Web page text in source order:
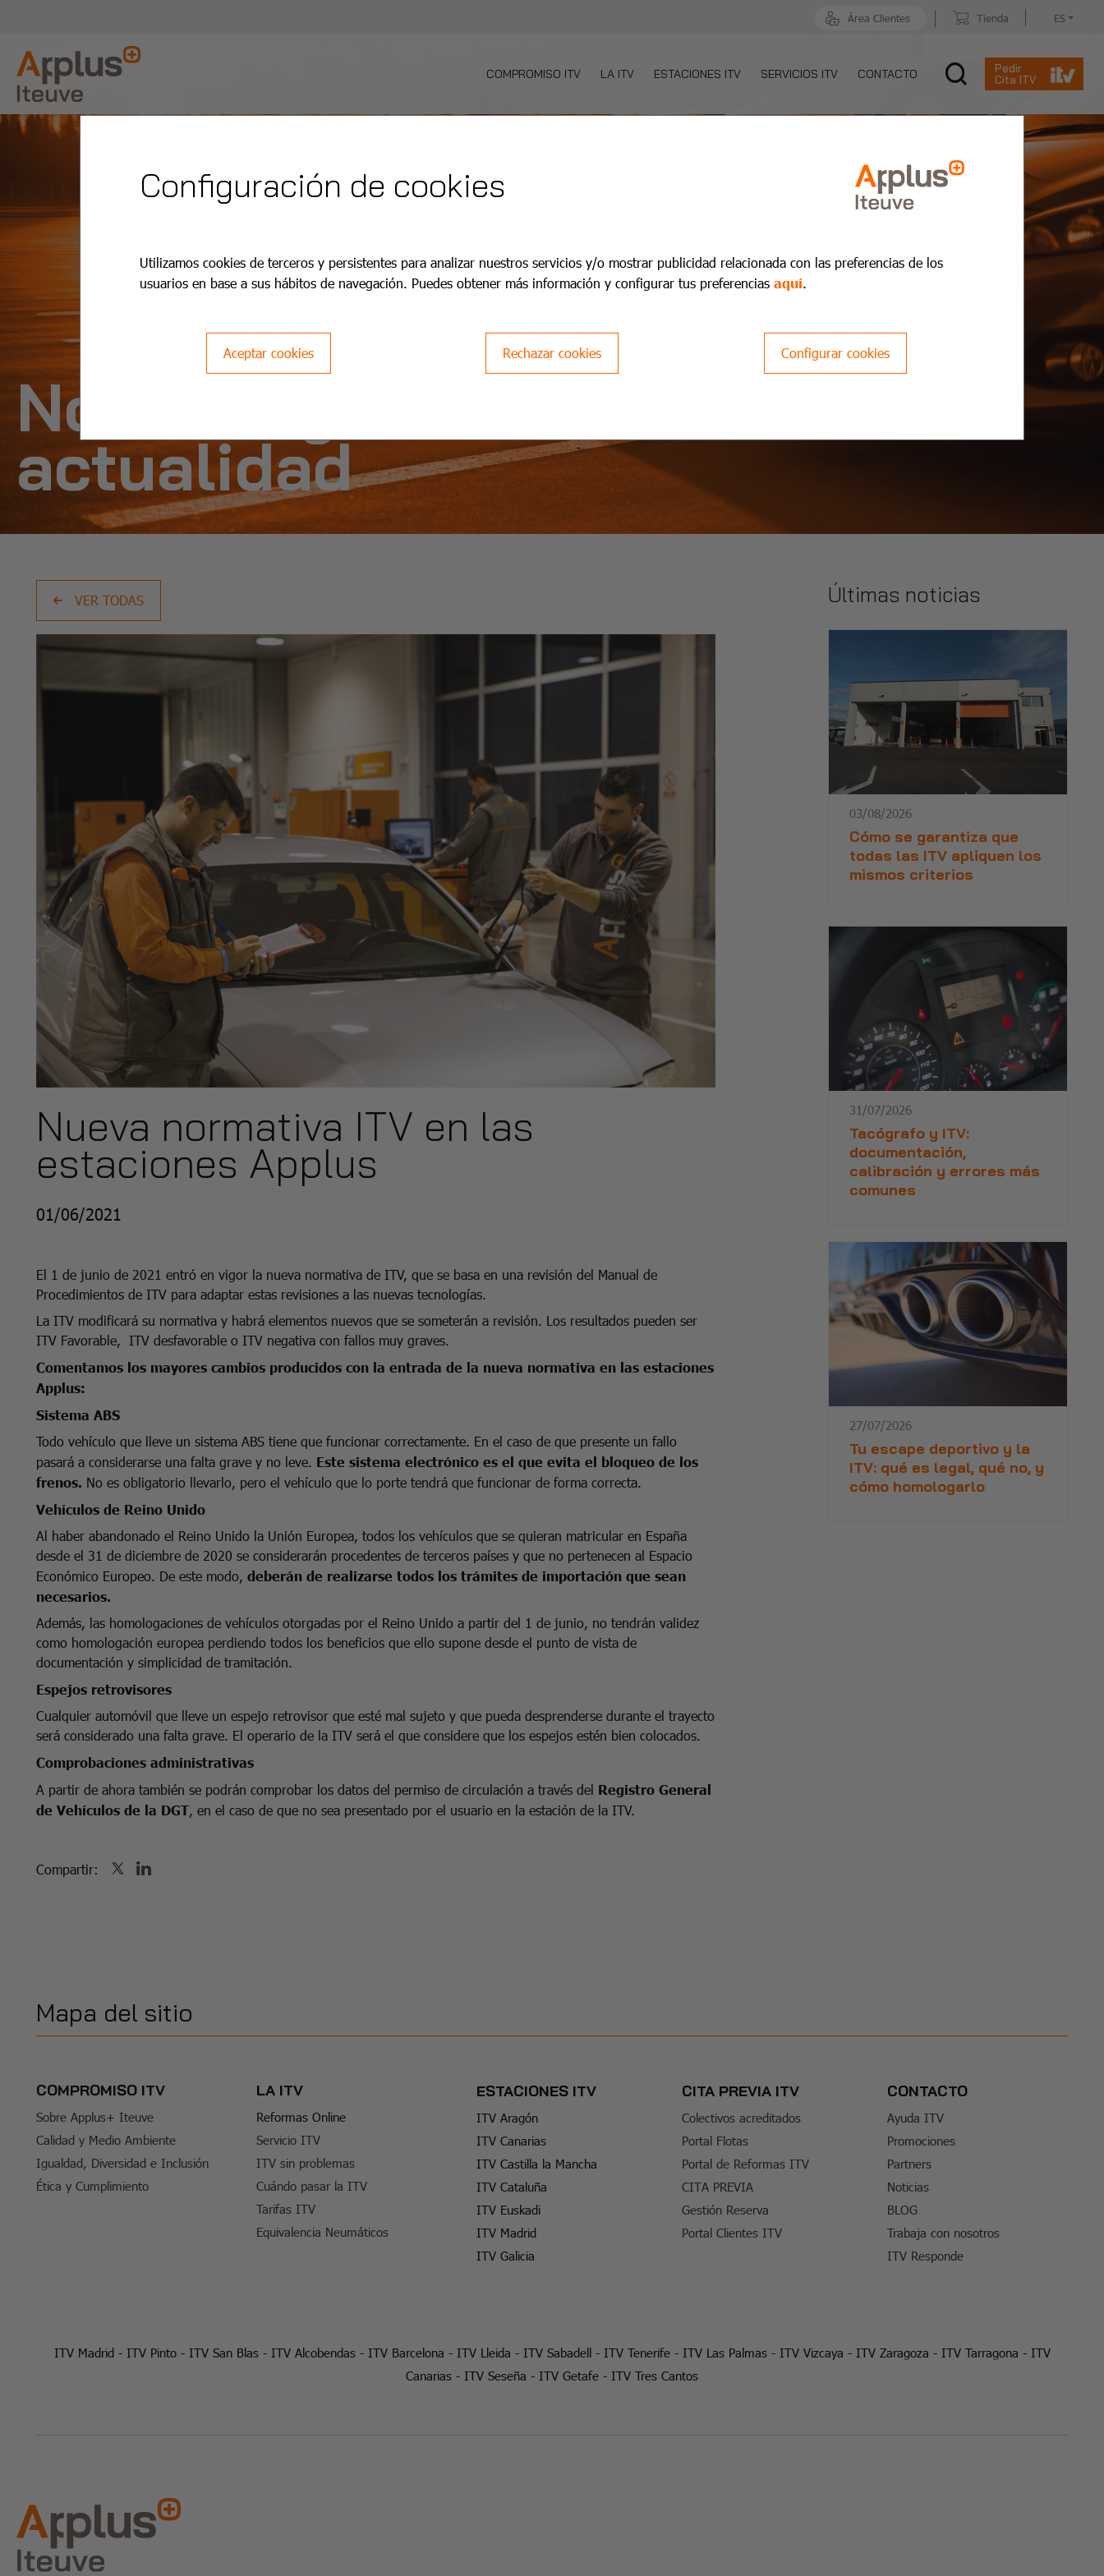
Área Clientes Tienda ES
COMPROMISO ITV LA ITV ESTACIONES ITV SERVICIOS ITV CONTACTO
Pedir
Cita ITV
Noticias y
actualidad
VER TODAS
Nueva normativa ITV en las
estaciones Applus
01/06/2021
El 1 de junio de 2021 entró en vigor la nueva normativa de ITV, que se basa en una revisión del Manual de
Procedimientos de ITV para adaptar estas revisiones a las nuevas tecnologías.
La ITV modificará su normativa y habrá elementos nuevos que se someterán a revisión. Los resultados pueden ser
ITV Favorable, ITV desfavorable o ITV negativa con fallos muy graves.
Comentamos los mayores cambios producidos con la entrada de la nueva normativa en las estaciones
Applus:
Sistema ABS
Todo vehículo que lleve un sistema ABS tiene que funcionar correctamente. En el caso de que presente un fallo
pasará a considerarse una falta grave y no leve. Este sistema electrónico es el que evita el bloqueo de los
frenos. No es obligatorio llevarlo, pero el vehículo que lo porte tendrá que funcionar de forma correcta.
Vehículos de Reino Unido
Al haber abandonado el Reino Unido la Unión Europea, todos los vehículos que se quieran matricular en España
desde el 31 de diciembre de 2020 se considerarán procedentes de terceros países y que no pertenecen al Espacio
Económico Europeo. De este modo, deberán de realizarse todos los trámites de importación que sean
necesarios.
Además, las homologaciones de vehículos otorgadas por el Reino Unido a partir del 1 de junio, no tendrán validez
como homologación europea perdiendo todos los beneficios que ello supone desde el punto de vista de
documentación y simplicidad de tramitación.
Espejos retrovisores
Cualquier automóvil que lleve un espejo retrovisor que esté mal sujeto y que pueda desprenderse durante el trayecto
será considerado una falta grave. El operario de la ITV será el que considere que los espejos estén bien colocados.
Comprobaciones administrativas
A partir de ahora también se podrán comprobar los datos del permiso de circulación a través del Registro General
de Vehículos de la DGT, en el caso de que no sea presentado por el usuario en la estación de la ITV.
Compartir:
Últimas noticias
03/08/2026
Cómo se garantiza que
todas las ITV apliquen los
mismos criterios
31/07/2026
Tacógrafo y ITV:
documentación,
calibración y errores más
comunes
27/07/2026
Tu escape deportivo y la
ITV: qué es legal, qué no, y
cómo homologarlo
Mapa del sitio
COMPROMISO ITV
Sobre Applus+ Iteuve
Calidad y Medio Ambiente
Igualdad, Diversidad e Inclusión
Ética y Cumplimiento
LA ITV
Reformas Online
Servicio ITV
ITV sin problemas
Cuándo pasar la ITV
Tarifas ITV
Equivalencia Neumáticos
ESTACIONES ITV
ITV Aragón
ITV Canarias
ITV Castilla la Mancha
ITV Cataluña
ITV Euskadi
ITV Madrid
ITV Galicia
CITA PREVIA ITV
Colectivos acreditados
Portal Flotas
Portal de Reformas ITV
CITA PREVIA
Gestión Reserva
Portal Clientes ITV
CONTACTO
Ayuda ITV
Promociones
Partners
Noticias
BLOG
Trabaja con nosotros
ITV Responde
ITV Madrid- ITV Pinto- ITV San Blas- ITV Alcobendas- ITV Barcelona - ITV Lleida - ITV Sabadell- ITV Tenerife- ITV Las Palmas- ITV Vizcaya - ITV Zaragoza - ITV Tarragona - ITV
Canarias - ITV Seseña - ITV Getafe - ITV Tres Cantos
Configuración de cookies
Utilizamos cookies de terceros y persistentes para analizar nuestros servicios y/o mostrar publicidad relacionada con las preferencias de los
usuarios en base a sus hábitos de navegación. Puedes obtener más información y configurar tus preferencias aquí.
Aceptar cookies Rechazar cookies Configurar cookies